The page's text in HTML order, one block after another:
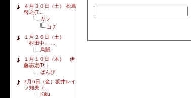
４月３０日（土） 松島
啓之(T...
ガラ
コチ
１月２６日（土）
「村田中」 ...
烏賊
１月１０日（木） 伊
藤志宏(P...
ばんび
7月6日（金）坂井レイ
ラ知美（...
Kiku